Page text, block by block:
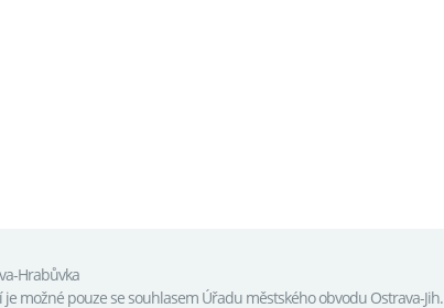
Hrabůvka
možné pouze se souhlasem Úřadu městského obvodu Ostrava-Jih.